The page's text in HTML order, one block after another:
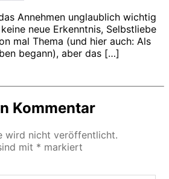
Annehmen unglaublich wichtig
neue Erkenntnis, Selbstliebe
mal Thema (und hier auch: Als
begann), aber das […]
Kommentar
wird nicht veröffentlicht.
mit * markiert